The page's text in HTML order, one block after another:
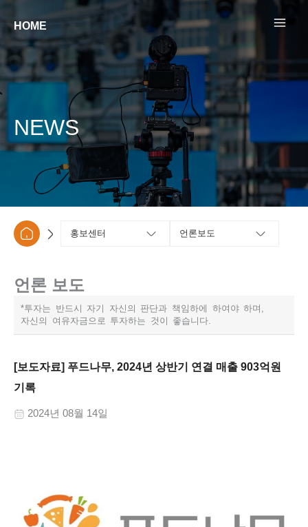
건너뛰기
HOME
NEWS
홍보센터 언론보도
언론 보도
*투자는 반드시 자기 자신의 판단과 책임하에 하여야 하며,
자신의 여유자금으로 투자하는 것이 좋습니다.​
[보도자료] 푸드나무, 2024년 상반기 연결 매출 903억원
기록
2024년 08월 14일